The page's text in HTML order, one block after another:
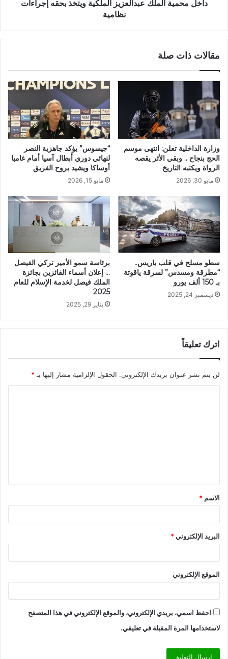
داخل محمية الملك عبدالعزيز الملكية ويتخذ بحقه إجراءات
نظامية
مقالات ذات صلة
وزارة الداخلية تعلن: انتهى موسم
الحج بنجاح .. وبقي الأثر يقصه
الرواة ويكتبه التاريخ
مايو 30, 2026
“جيسوس” يؤكد جاهزية النصر
لنهائي دوري أبطال آسيا أمام غامبا
أوساكا ويشيد بروح الفريق
مايو 15, 2026
سطو مسلح في قلب باريس..
“مطرقة ومسدس” لسرقة ياقوتة
بـ 150 ألف يورو
ديسمبر 24, 2025
برئاسة سمو الأمير تركي الفيصل
… إعلان أسماء الفائزين بجائزة
الملك فيصل لخدمة الإسلام للعام
2025
يناير 29, 2025
اترك تعليقاً
لن يتم نشر عنوان بريدك الإلكتروني. الحقول الإلزامية مشار إليها بـ*
ق
*
الاسم *
البريد الإلكتروني*
الموقع الإلكتروني
احفظ اسمي، بريدي الإلكتروني، والموقع الإلكتروني في هذا المتصفح
لاستخدامها المرة المقبلة في تعليقي.